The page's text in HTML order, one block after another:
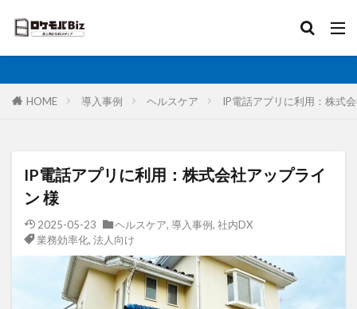
HOME 導入事例 ヘルスケア IP電話アプリに利用：株式
IP電話アプリに利用：株式会社アップライ
ン 様
2025-05-23 ヘルスケア, 導入事例, 社内DX
業務効率化, 法人向け
比較 固定IP IoT 無制限 ロケットモバイル
タグ
AI
大手キャリア
水道工事
卸売業 医療・福祉
動画解析
写真測量
再生エネルギー
光回線